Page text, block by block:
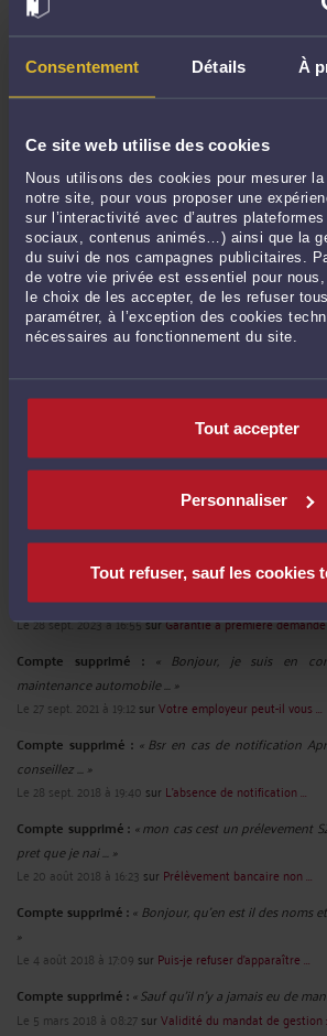
Consentement Détails À
Ce site web utilise des cookies
Nous utilisons des cookies pour mesurer
notre site, pour vous proposer une
sur l’interactivité avec d’autres
sociaux, contenus animés…) ainsi que la
du suivi de nos campagnes publicitaires.
de votre vie privée est essentiel pour
le choix de les accepter, de les refuser
paramétrer, à l’exception des cookies
nécessaires au fonctionnement du site.
Tout accepter
Personnaliser
Tout refuser, sauf les cookies
Avis du médecin du travail et délai de recours
d’exclusivité ou pénale ne pourra pas s’appliquer.
La responsabilité de l’ancien gérant d’une SCI-Le
à 16:01
Démarches administratives : l’extrait de Kbis ne
entreprises-Le 7 sept. 2021 à 15:58
Condamnation d’un dirigeant de fait, alors qu’il
droit-Le 7 sept. 2021 à 15:56
Intimider le médecin du travail peut constituer
2021 à 10:33
Il est possible pour un salarié de contester une
10:30
Derniers commentaires
Compte supprimé : « Bonjour Et si c'est la société
Le 28 sept. 2023 à 16:55surGarantie à première demande
Compte supprimé : « Bonjour, je suis en
maintenance automobile ... »
Le 27 sept. 2021 à 19:12surVotre employeur peut-il vous ...
Compte supprimé : « Bsr en cas de notification
conseillez ... »
Le 28 sept. 2018 à 19:40 sur L’absence de notification ...
Compte supprimé : « mon cas cest un prélevement
pret que je nai ... »
Le 20 août 2018 à 16:23 sur Prélèvement bancaire non ...
Compte supprimé :« Bonjour, qu'en est il des noms
»
Le 4 août 2018 à 17:09 sur Puis-je refuser d’apparaître ...
Compte supprimé :« Sauf qu'il n'y a jamais eu de
Le 5 mars 2018 à 08:27surValidité du mandat de gestion